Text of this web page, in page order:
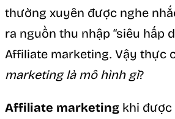
thường xuyên được nghe
ra nguồn thu nhập “siêu hấp
Affiliate marketing. Vậy thực
marketing là mô hình gì?
Affiliate marketing khi được